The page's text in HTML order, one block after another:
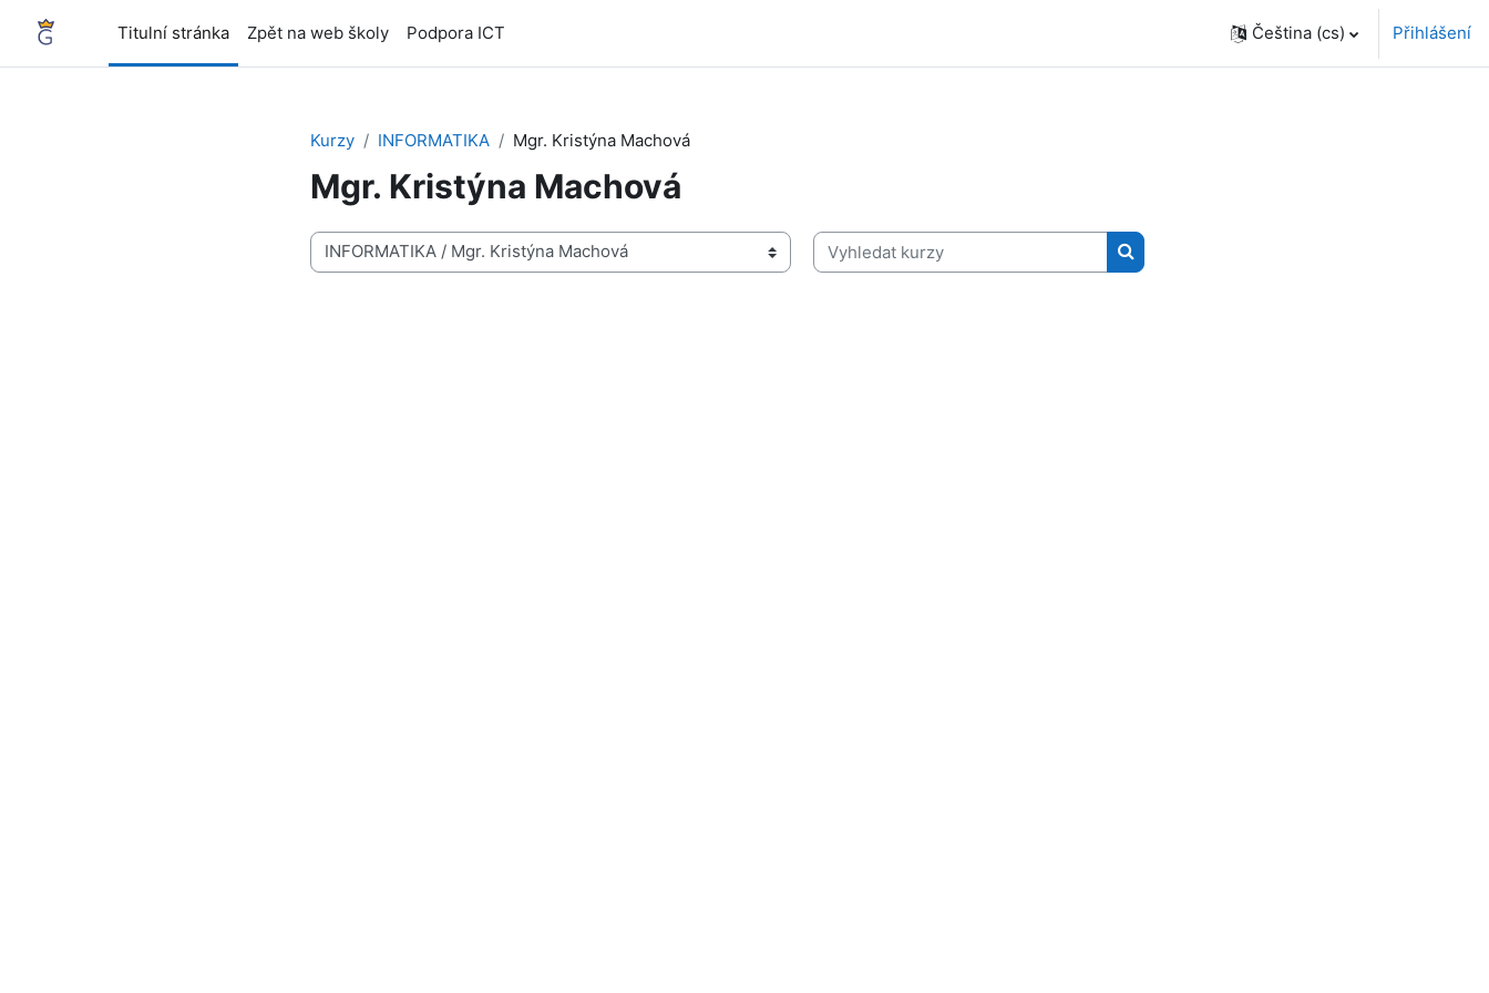
Titulní stránka
Zpět na web školy Podpora ICT Čeština ‎(cs)‎ Přihlášení
Kurzy INFORMATIKA Mgr. Kristýna Machová
Mgr. Kristýna Machová
Kategorie kurzů
Vyhledat kurzy
Vyhledat kurzy